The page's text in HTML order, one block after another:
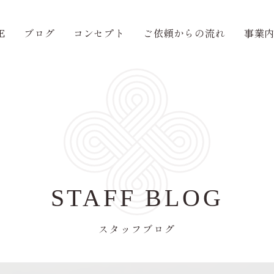
ブログ コンセプト ご依頼からの流れ 事業
STAFF BLOG
スタッフブログ